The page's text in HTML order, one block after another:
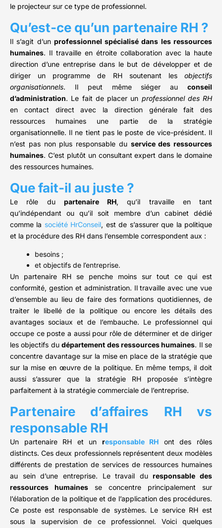
le projecteur sur ce type de professionnel.
Qu’est-ce qu’un partenaire RH ?
Il s’agit d’un professionnel spécialisé dans les ressources
humaines. Il travaille en étroite collaboration avec la haute
direction d’une entreprise dans le but de développer et de
diriger un programme de RH soutenant les objectifs
organisationnels. Il peut même siéger au conseil
d’administration. Le fait de placer un professionnel des RH
en contact direct avec la direction générale fait des
ressources humaines une partie de la stratégie
organisationnelle. Il ne tient pas le poste de vice-président. Il
n’est pas non plus responsable du service des ressources
humaines. C’est plutôt un consultant expert dans le domaine
des ressources humaines.
Que fait-il au juste ?
Le rôle du partenaire RH, qu’il travaille en tant
qu’indépendant ou qu’il soit membre d’un cabinet dédié
comme la société HrConseil, est de s’assurer que la politique
et la procédure des RH dans l’ensemble correspondent aux :
besoins ;
et objectifs de l’entreprise.
Un partenaire RH se penche moins sur tout ce qui est
conformité, gestion et administration. Il travaille avec une vue
d’ensemble au lieu de faire des formations quotidiennes, de
traiter le libellé de la politique ou encore les détails des
avantages sociaux et de l’embauche. Le professionnel qui
occupe ce poste a aussi pour rôle de déterminer et de diriger
les objectifs dudépartement des ressources humaines. Il se
concentre davantage sur la mise en place de la stratégie que
sur la mise en œuvre de la politique. En même temps, il doit
aussi s’assurer que la stratégie RH proposée s’intègre
parfaitement à la stratégie commerciale de l’entreprise.
Partenaire d’affaires RH vs
responsable RH
Un partenaire RH et un responsable RH ont des rôles
distincts. Ces deux professionnels représentent deux modèles
différents de prestation de services de ressources humaines
au sein d’une entreprise. Le travail duresponsable des
ressources humaines se concentre principalement sur
l’élaboration de la politique et de l’application des procédures.
Ce poste est responsable de systèmes. Le service RH est
sous la supervision de ce professionnel. Voici quelques